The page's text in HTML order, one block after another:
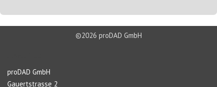
©2026 proDAD GmbH
proDAD GmbH
Gauertstrasse 2